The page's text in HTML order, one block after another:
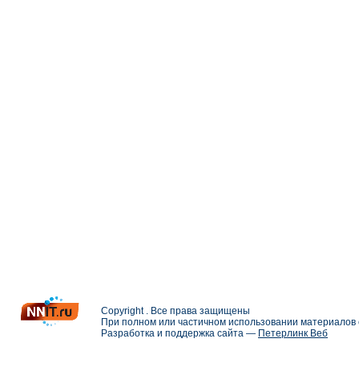
Copyright . Все права защищены
При полном или частичном использовании
Разработка и поддержка сайта — Петерлинк Веб